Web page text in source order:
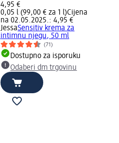
4,95 €
0,05 l (99,00 € za 1 l)Cijena
na 02.05.2025.: 4,95 €
JessaSensitiv krema za
intimnu njegu, 50 ml
(71)
Dostupno za isporuku
Odaberi dm trgovinu